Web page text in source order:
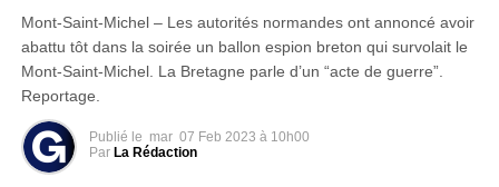
Mont-Saint-Michel – Les autorités normandes ont annoncé avoir
abattu tôt dans la soirée un ballon espion breton qui survolait le
Mont-Saint-Michel. La Bretagne parle d’un “acte de guerre”.
Reportage.
Publié le mar 07 Feb 2023 à 10h00
Par La Rédaction